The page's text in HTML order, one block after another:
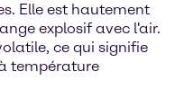
Elle est hautement
explosif avec l'air.
ce qui signifie
température